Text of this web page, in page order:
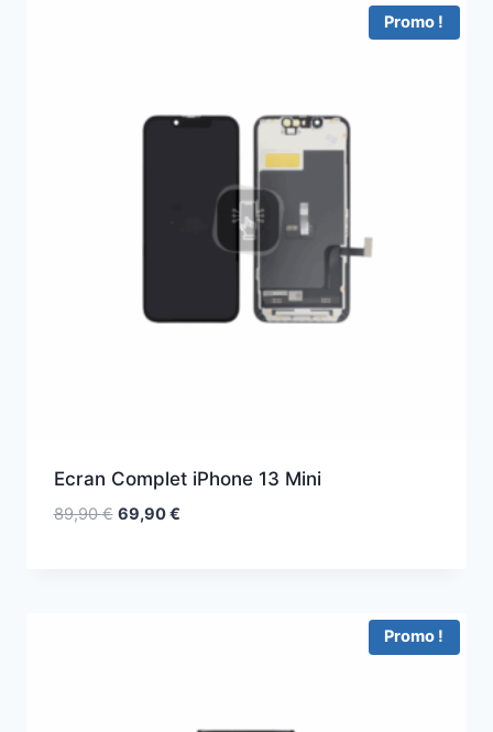
Promo !
Ecran Complet iPhone 13 Mini
89,90€ 69,90€
Promo !